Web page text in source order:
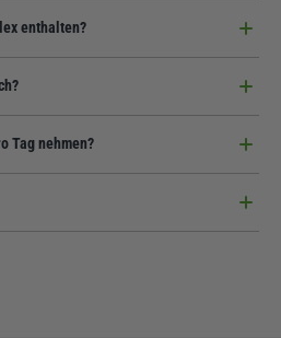
sodass du dich auf die
Pflanze verlassen kannst.
enthalten?
aus der Echinacea purpurea, um
abzurunden.
unnötige Zusätze ist der Komplex
in den Alltag integrieren.
Tag nehmen?
zwei Monate bestens versorgt.